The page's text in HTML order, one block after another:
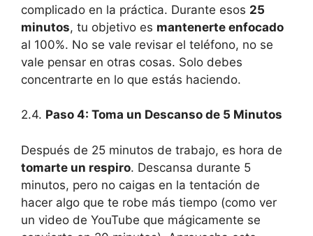
complicado en la práctica. Durante esos 25
minutos, tu objetivo es mantenerte enfocado
al 100%. No se vale revisar el teléfono, no se
vale pensar en otras cosas. Solo debes
concentrarte en lo que estás haciendo.
2.4. Paso 4: Toma un Descanso de 5 Minutos
Después de 25 minutos de trabajo, es hora de
tomarte un respiro. Descansa durante 5
minutos, pero no caigas en la tentación de
hacer algo que te robe más tiempo (como ver
un video de YouTube que mágicamente se